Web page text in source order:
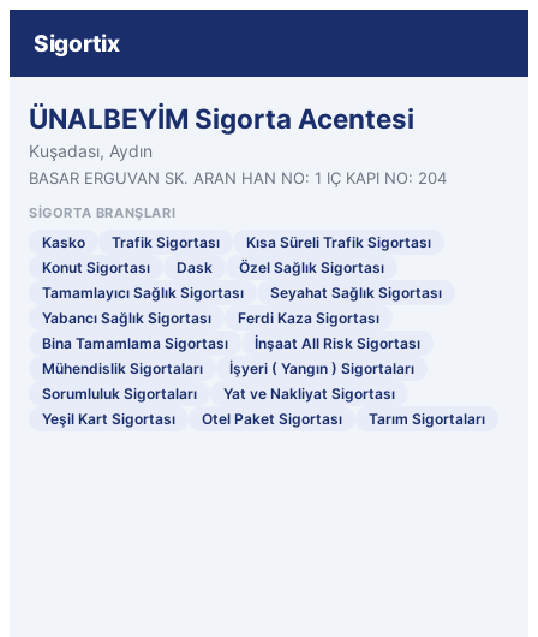
Sigortix
ÜNALBEYİM Sigorta Acentesi
Kuşadası, Aydın
BASAR ERGUVAN SK. ARAN HAN NO: 1 IÇ KAPI NO: 204
SIGORTA BRANŞLARI
Kasko Trafik Sigortası
Kısa Süreli Trafik Sigortası
Konut Sigortası
Dask
Özel Sağlık Sigortası
Tamamlayıcı Sağlık Sigortası
Seyahat Sağlık Sigortası
Yabancı Sağlık Sigortası
Ferdi Kaza Sigortası
Bina Tamamlama Sigortası
İnşaat All Risk Sigortası
Mühendislik Sigortaları
İşyeri ( Yangın ) Sigortaları
Sorumluluk Sigortaları
Yat ve Nakliyat Sigortası
Yeşil Kart Sigortası
Otel Paket Sigortası Tarım Sigortaları